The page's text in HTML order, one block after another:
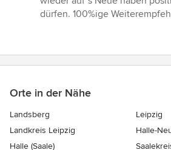
dürfen. 100%ige
Orte in der Nähe
Landsberg
Leipzig
Landkreis Leipzig
Halle-
Halle (Saale)